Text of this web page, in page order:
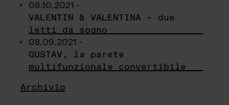
08.10.2021 -
VALENTIN & VALENTINA – due
letti da sogno
08.09.2021 -
GUSTAV, la parete
multifunzionale convertibile
Archivio